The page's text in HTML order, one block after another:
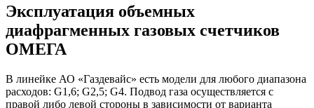
Эксплуатация объемных
диафрагменных газовых счетчиков
ОМЕГА
В линейке АО «Газдевайс» есть модели для любого диапазона
расходов: G1,6; G2,5; G4. Подвод газа осуществляется с
правой либо левой стороны в зависимости от варианта